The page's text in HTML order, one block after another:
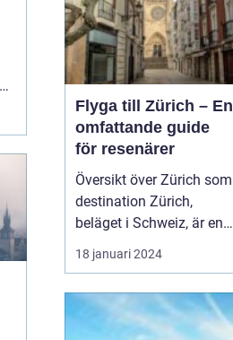
Flyga till Zürich – En
omfattande guide
för resenärer
Översikt över Zürich som
destination Zürich,
beläget i Schweiz, är en
av Europas mest
populära destinationer
världen. Den här artikeln
ger en grundlig översikt
18 januari 2024